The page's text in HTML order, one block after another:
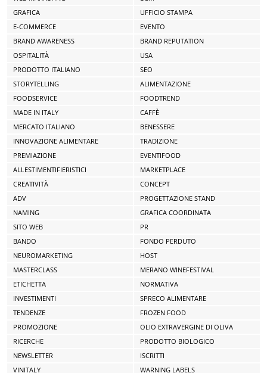
GRAFICA
UFFICIO STAMPA
E-COMMERCE
EVENTO
BRAND AWARENESS
BRAND REPUTATION
OSPITALITÀ
USA
PRODOTTO ITALIANO
SEO
STORYTELLING
ALIMENTAZIONE
FOODSERVICE
FOODTREND
MADE IN ITALY
CAFFÈ
MERCATO ITALIANO
BENESSERE
INNOVAZIONE ALIMENTARE
TRADIZIONE
PREMIAZIONE
EVENTIFOOD
ALLESTIMENTIFIERISTICI
MARKETPLACE
CREATIVITÀ
CONCEPT
ADV
PROGETTAZIONE STAND
NAMING
GRAFICA COORDINATA
SITO WEB
PR
BANDO
FONDO PERDUTO
NEUROMARKETING
HOST
MASTERCLASS
MERANO WINEFESTIVAL
ETICHETTA
NORMATIVA
INVESTIMENTI
SPRECO ALIMENTARE
TENDENZE
FROZEN FOOD
PROMOZIONE
OLIO EXTRAVERGINE DI OLIVA
RICERCHE
PRODOTTO BIOLOGICO
NEWSLETTER
ISCRITTI
VINITALY
WARNING LABELS